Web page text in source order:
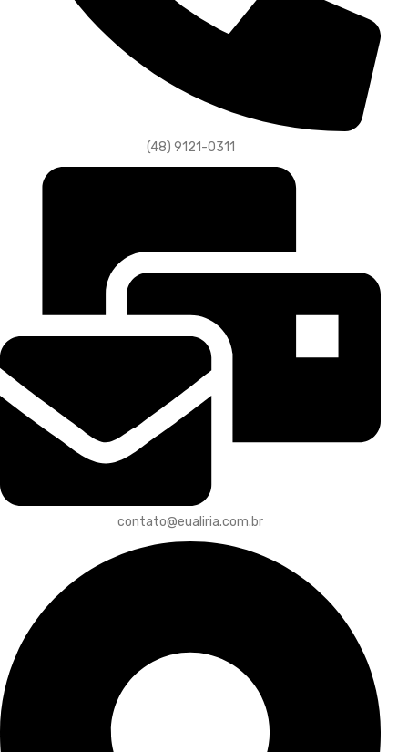
(48) 9121-0311
contato@eualiria.com.br